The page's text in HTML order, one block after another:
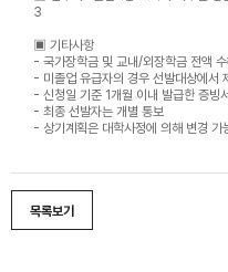
3
▣ 기타사항
- 국가장학금 및 교내/외장학금 전액
- 미졸업 유급자의 경우 선발대상에서
- 신청일 기준 1개월 이내 발급한 증빙
- 최종 선발자는 개별 통보
- 상기계획은 대학사정에 의해 변경 가
목록보기